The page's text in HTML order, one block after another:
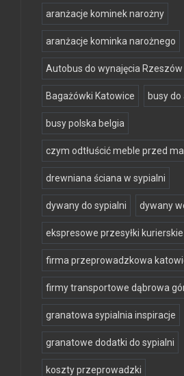
aranżacje kominek narożny
aranżacje kominka narożnego
Autobus do wynajęcia Rzeszów
Bagażówki Katowice busy do
busy polska belgia
czym odtłuścić meble przed
drewniana ściana w sypialni
dywany do sypialni dywany
ekspresowe przesyłki kurierskie
firma przeprowadzkowa
firmy transportowe dąbrowa
granatowa sypialnia inspiracje
granatowe dodatki do sypialni
koszty przeprowadzki